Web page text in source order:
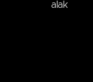
alak